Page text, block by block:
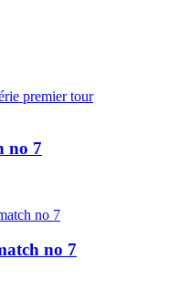
no 7
no 7